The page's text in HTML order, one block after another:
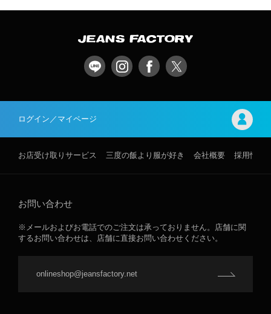
ログイン／マイページ
お店受け取りサービス 三度の飯より服が好き 会社概要 採用情報
お問い合わせ
※メールおよびお電話でのご注文は承っておりません。店舗に関
するお問い合わせは、店舗に直接お問い合わせください。
onlineshop@jeansfactory.net